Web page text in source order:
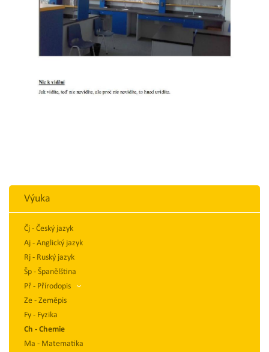
Výuka
Čj - Český jazyk
Aj - Anglický jazyk
Rj - Ruský jazyk
Šp - Španělština
Př - Přírodopis
Ze - Zeměpis
Fy - Fyzika
Ch - Chemie
Ma - Matematika